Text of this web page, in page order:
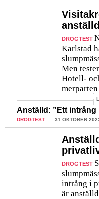
DROGTEST
Karlstad
Men
Hotell-
Anställd: ”Ett intrång
DROGTEST 31 OKTOBER
DROGTEST
intrång i
är